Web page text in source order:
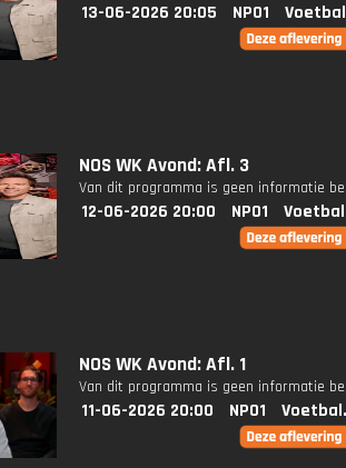
13-06-2026 20:05 NPO1
NOS WK Avond: Afl. 3
Van dit programma is geen informatie
12-06-2026 20:00 NPO1
NOS WK Avond: Afl. 1
Van dit programma is geen informatie
11-06-2026 20:00 NPO1